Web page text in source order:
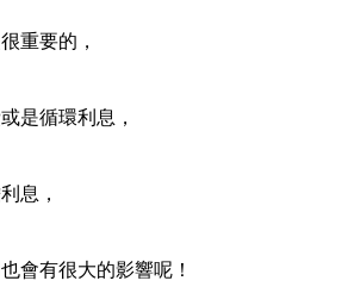
重要的，
是循環利息，
息，
會有很大的影響呢！